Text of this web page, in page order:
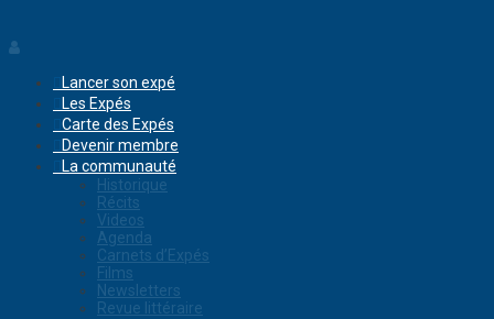
Lancer son expé
Les Expés
Carte des Expés
Devenir membre
La communauté
Historique
Récits
Videos
Agenda
Carnets d’Expés
Films
Newsletters
Revue littéraire